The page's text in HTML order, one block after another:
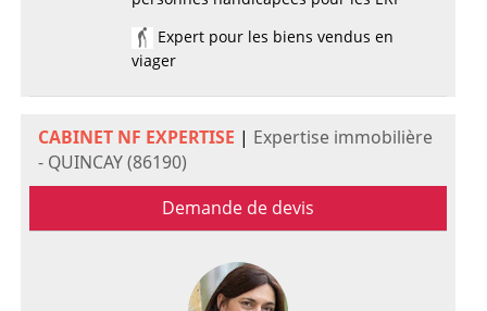
Expert pour les biens vendus en
viager
CABINET NF EXPERTISE | Expertise immobilière
- QUINCAY (86190)
Demande de devis